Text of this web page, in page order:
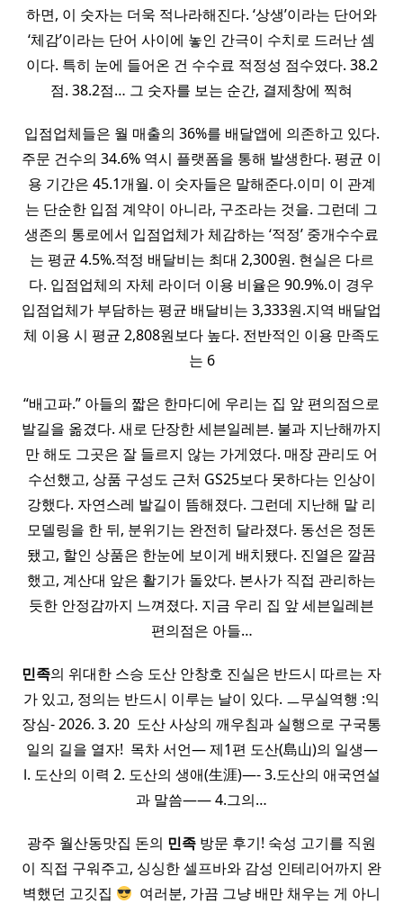
하면, 이 숫자는 더욱 적나라해진다. ‘상생’이라는 단어와
‘체감’이라는 단어 사이에 놓인 간극이 수치로 드러난 셈
이다. 특히 눈에 들어온 건 수수료 적정성 점수였다. 38.2
점. 38.2점… 그 숫자를 보는 순간, 결제창에 찍혀
입점업체들은 월 매출의 36%를 배달앱에 의존하고 있다.
주문 건수의 34.6% 역시 플랫폼을 통해 발생한다. 평균 이
용 기간은 45.1개월. 이 숫자들은 말해준다.이미 이 관계
는 단순한 입점 계약이 아니라, 구조라는 것을. 그런데 그
생존의 통로에서 입점업체가 체감하는 ‘적정’ 중개수수료
는 평균 4.5%.적정 배달비는 최대 2,300원. 현실은 다르
다. 입점업체의 자체 라이더 이용 비율은 90.9%.이 경우
입점업체가 부담하는 평균 배달비는 3,333원.지역 배달업
체 이용 시 평균 2,808원보다 높다. 전반적인 이용 만족도
는 6
“배고파.” 아들의 짧은 한마디에 우리는 집 앞 편의점으로
발길을 옮겼다. 새로 단장한 세븐일레븐. 불과 지난해까지
만 해도 그곳은 잘 들르지 않는 가게였다. 매장 관리도 어
수선했고, 상품 구성도 근처 GS25보다 못하다는 인상이
강했다. 자연스레 발길이 뜸해졌다. 그런데 지난해 말 리
모델링을 한 뒤, 분위기는 완전히 달라졌다. 동선은 정돈
됐고, 할인 상품은 한눈에 보이게 배치됐다. 진열은 깔끔
했고, 계산대 앞은 활기가 돌았다. 본사가 직접 관리하는
듯한 안정감까지 느껴졌다. 지금 우리 집 앞 세븐일레븐
편의점은 아들…
민족의 위대한 스승 도산 안창호 진실은 반드시 따르는 자
가 있고, 정의는 반드시 이루는 날이 있다. ㅡ무실역행 :익
장심- 2026. 3. 20 ​ 도산 사상의 깨우침과 실행으로 구국통
일의 길을 열자! ​ 목차 서언— 제1편 도산(島山)의 일생—
Ⅰ. 도산의 이력 2. 도산의 생애(生涯)—- 3.도산의 애국연설
과 말씀—— 4.그의…
광주 월산동맛집 돈의 민족 방문 후기! 숙성 고기를 직원
이 직접 구워주고, 싱싱한 셀프바와 감성 인테리어까지 완
벽했던 고깃집
​ 여러분, 가끔 그냥 배만 채우는 게 아니